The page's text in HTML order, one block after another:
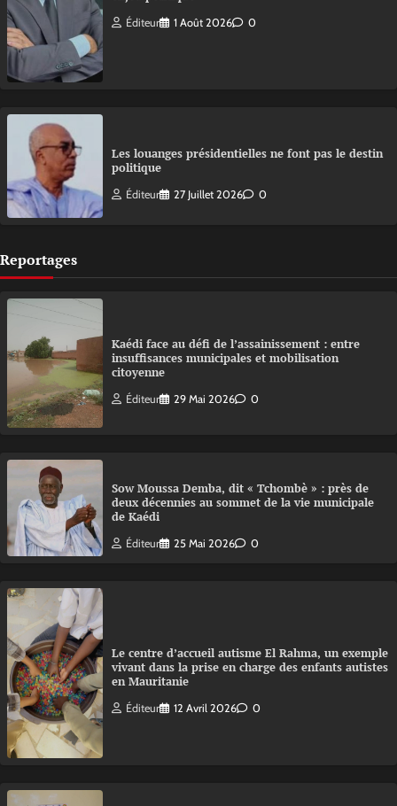
Éditeur 1 Août 2026 0
Les louanges présidentielles ne font pas le destin
politique
Éditeur 27 Juillet 2026 0
Reportages
Kaédi face au défi de l’assainissement : entre
insuffisances municipales et mobilisation
citoyenne
Éditeur 29 Mai 2026 0
Sow Moussa Demba, dit « Tchombè » : près de
deux décennies au sommet de la vie municipale
de Kaédi
Éditeur 25 Mai 2026 0
Le centre d’accueil autisme El Rahma, un exemple
vivant dans la prise en charge des enfants autistes
en Mauritanie
Éditeur 12 Avril 2026 0